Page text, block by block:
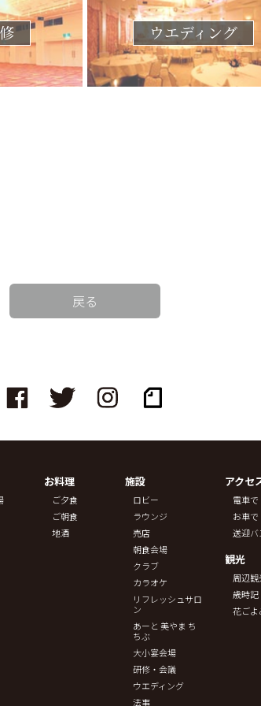
ウエディング
戻る
お料理
ご夕食
ご朝食
地酒
施設
ロビー
ラウンジ
売店
朝食会場
クラブ
カラオケ
リフレッシュサロ
ン
あーと 美やま ち
ちぶ
大小宴会場
研修・会議
ウエディング
法事
アクセ
電車で
お車で
送迎バ
観光
周辺観
歳時記
花ごよ